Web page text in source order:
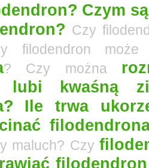
Czym
Czy
filodendron
? Czy można
lubi kwaśną
Ile trwa
maluch? Czy